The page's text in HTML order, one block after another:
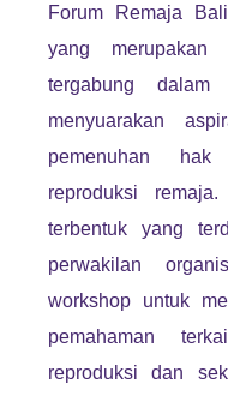
Forum Remaja
yang
tergabung dalam
menyuarakan
pemenuhan
reproduksi
terbentuk yang
perwakilan
workshop untuk
pemahaman
reproduksi dan